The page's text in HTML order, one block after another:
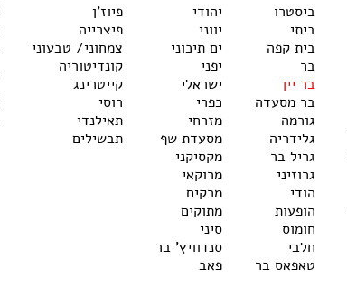
ביסטרו
ביתי
בית קפה
בר
בר יין
בר מסעדה
גורמה
גלידריה
גריל בר
גרוזיני
הודי
הופעות
חומוס
חלבי
טאפאס בר
יהודי
יווני
ים תיכוני
יפני
ישראלי
כפרי
מזרחי
מסעדת שף
מקסיקני
מרוקאי
מרקים
מתוקים
סיני
סנדוויץ' בר
פאב
פיוז'ן
פיצרייה
צמחוני/ טבעוני
קונדיטוריה
קייטרינג
רוסי
תאילנדי
תבשילים